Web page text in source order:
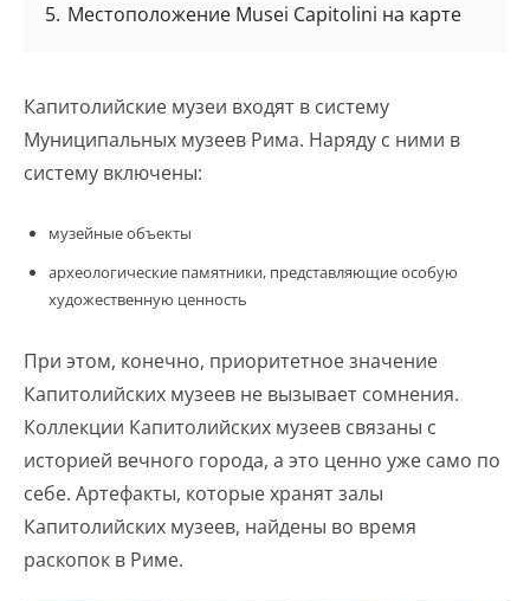
5. Местоположение Musei Capitolini на карте
Капитолийские музеи входят в систему
Муниципальных музеев Рима. Наряду с ними в
систему включены:
музейные объекты
археологические памятники, представляющие особую
художественную ценность
При этом, конечно, приоритетное значение
Капитолийских музеев не вызывает сомнения.
Коллекции Капитолийских музеев связаны с
историей вечного города, а это ценно уже само по
себе. Артефакты, которые хранят залы
Капитолийских музеев, найдены во время
раскопок в Риме.